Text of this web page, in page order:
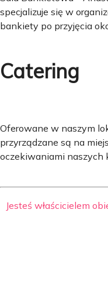
specjalizuje się w
bankiety po przyjęcia
Catering
Oferowane w naszym
przyrządzane są na
oczekiwaniami naszych
Jesteś właścicielem